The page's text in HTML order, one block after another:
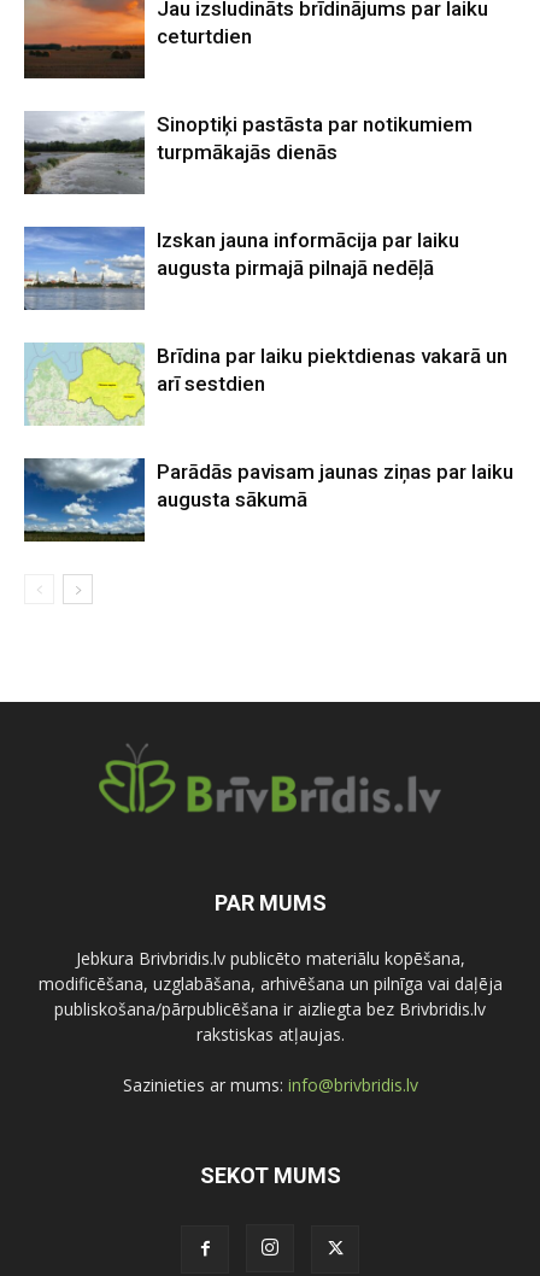
Jau izsludināts brīdinājums par laiku
ceturtdien
Sinoptiķi pastāsta par notikumiem
turpmākajās dienās
Izskan jauna informācija par laiku
augusta pirmajā pilnajā nedēļā
Brīdina par laiku piektdienas vakarā un
arī sestdien
Parādās pavisam jaunas ziņas par laiku
augusta sākumā
PAR MUMS
Jebkura Brivbridis.lv publicēto materiālu kopēšana,
modificēšana, uzglabāšana, arhivēšana un pilnīga vai daļēja
publiskošana/pārpublicēšana ir aizliegta bez Brivbridis.lv
rakstiskas atļaujas.
Sazinieties ar mums: info@brivbridis.lv
SEKOT MUMS